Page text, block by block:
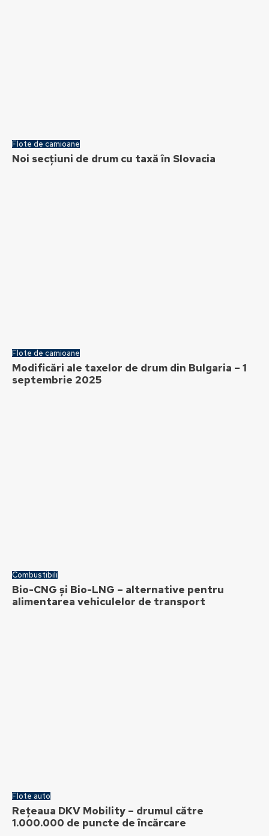
Flote de camioane
Noi secțiuni de drum cu taxă în Slovacia
Flote de camioane
Modificări ale taxelor de drum din Bulgaria – 1
septembrie 2025
Combustibili
Bio-CNG și Bio-LNG – alternative pentru
alimentarea vehiculelor de transport
Flote auto
Rețeaua DKV Mobility – drumul către
1.000.000 de puncte de încărcare